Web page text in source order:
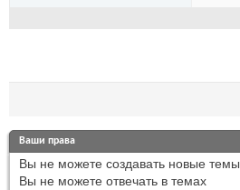
Ваши права
Вы не можете создавать новые темы
Вы не можете отвечать в темах